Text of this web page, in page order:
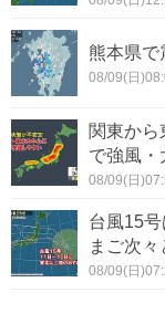
熊本県
08/09(日
関東か
で強風
08/09(日
台風15
まご次
08/09(日